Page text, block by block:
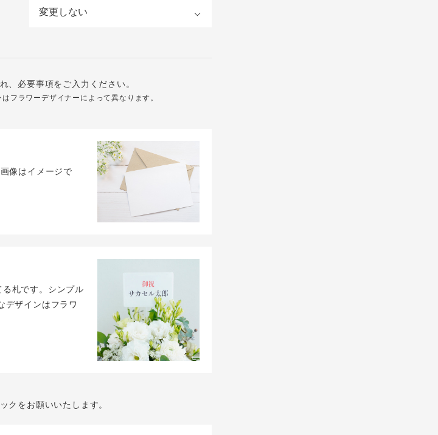
、必要事項をご入力ください。
フラワーデザイナーによって異なります。
像はイメージで
札です。シンプル
デザインはフラワ
クをお願いいたします。